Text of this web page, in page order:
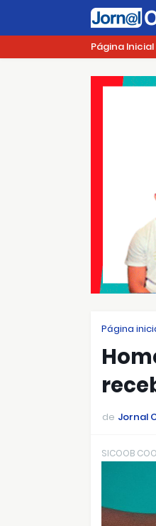
Página Inicial
Página
de Jornal
SICOOB